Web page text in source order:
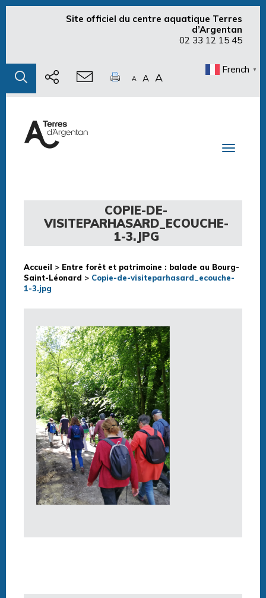
Site officiel du centre aquatique Terres
d’Argentan
02 33 12 15 45
A A A
French ▼
Toggle
COPIE-DE-
VISITEPARHASARD_ECOUCHE-
1-3.JPG
Accueil > Entre forêt et patrimoine : balade au Bourg-
Saint-Léonard > Copie-de-visiteparhasard_ecouche-
1-3.jpg